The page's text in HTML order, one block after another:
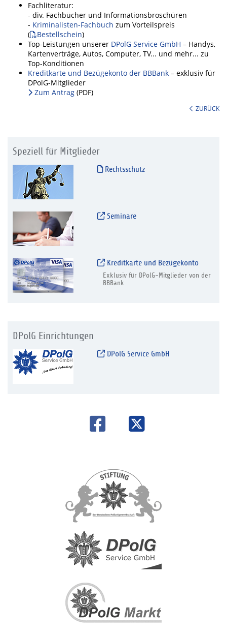
Fachliteratur:
- div. Fachbücher und Informationsbroschüren
- Kriminalisten-Fachbuch zum Vorteilspreis
(
Bestellschein)
Top-Leistungen unserer DPolG Service GmbH – Handys,
Kartenverträge, Autos, Computer, TV... und mehr... zu
Top-Konditionen
Kreditkarte und Bezügekonto der BBBank – exklusiv für
DPolG-Mitglieder
Zum Antrag (PDF)
ZURÜCK
Speziell für Mitglieder
Rechtsschutz
Seminare
Kreditkarte und Bezügekonto
Exklusiv für DPolG-Mitglieder von der
BBBank
DPolG Einrichtungen
DPolG Service GmbH